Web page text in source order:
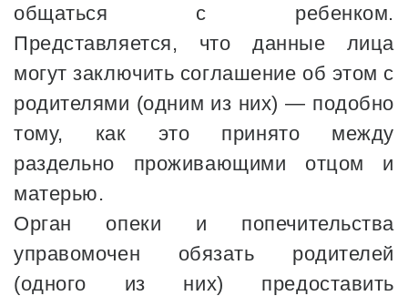
общаться с ребенком.
Представляется, что данные лица
могут заключить соглашение об этом с
родителями (одним из них) — подобно
тому, как это принято между
раздельно проживающими отцом и
матерью.
Орган опеки и попечительства
управомочен обязать родителей
(одного из них) предоставить